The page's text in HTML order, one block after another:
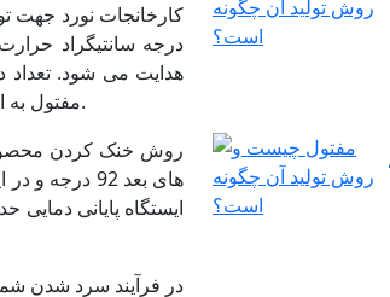
درجه سانتیگراد
هدایت می شود. تعداد
مفتول بهتبدیل به کویل یا توپی مفتول می گردد.